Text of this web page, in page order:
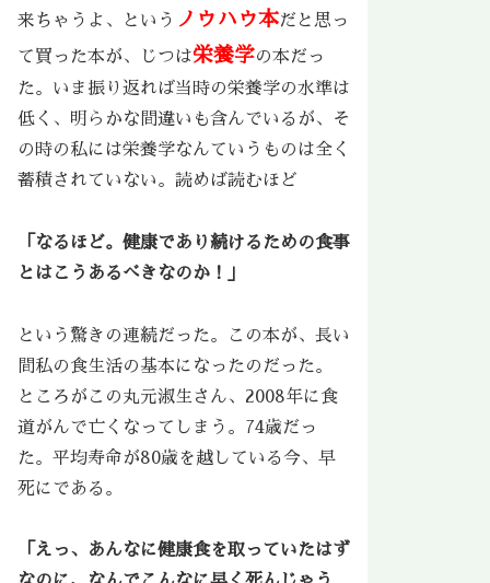
来ちゃうよ、という ノウハウ本だと思っ
て買った本が、じつは栄養学の本だっ
た。いま振り返れば当時の栄養学の水準は
低く、明らかな間違いも含んでいるが、そ
の時の私には栄養学なんていうものは全く
蓄積されていない。読めば読むほど
「なるほど。健康であり続けるための食事
とはこうあるべきなのか！」
という驚きの連続だった。この本が、長い
間私の食生活の基本になったのだった。
ところがこの丸元淑生さん、2008年に食
道がんで亡くなってしまう。74歳だっ
た。平均寿命が80歳を越している今、早
死にである。
「えっ、あんなに健康食を取っていたはず